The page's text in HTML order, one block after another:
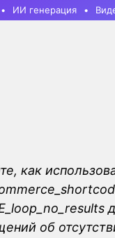
ИИ генерация
как
об